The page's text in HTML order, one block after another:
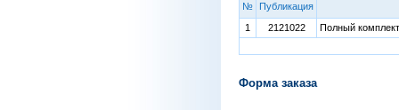
№ Публикация
1
2121022 Полный
Форма заказа